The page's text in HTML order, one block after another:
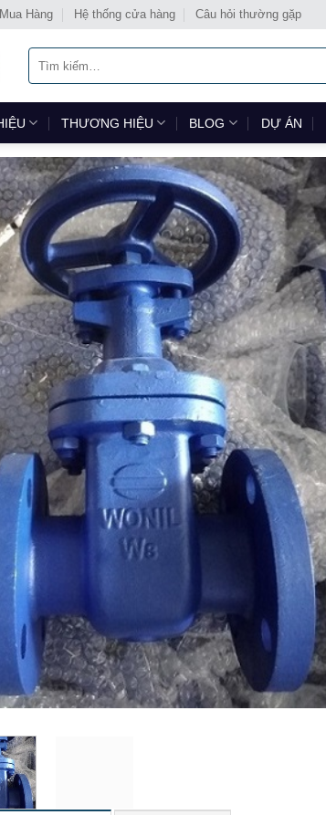
Hàng Hệ thống cửa hàng Câu hỏi thường gặp
Tìm
kiếm:
THƯƠNG HIỆU BLOG DỰ ÁN